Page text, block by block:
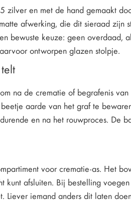
zilver en met de hand gemaakt
afwerking, die dit sieraad zijn
bewuste keuze: geen
ontworpen glazen stolpje.
na de crematie of begrafenis
aarde van het graf te
en na het rouwproces. De
voor crematie-as. Het
kunt afsluiten. Bij bestelling
Liever iemand anders dit laten